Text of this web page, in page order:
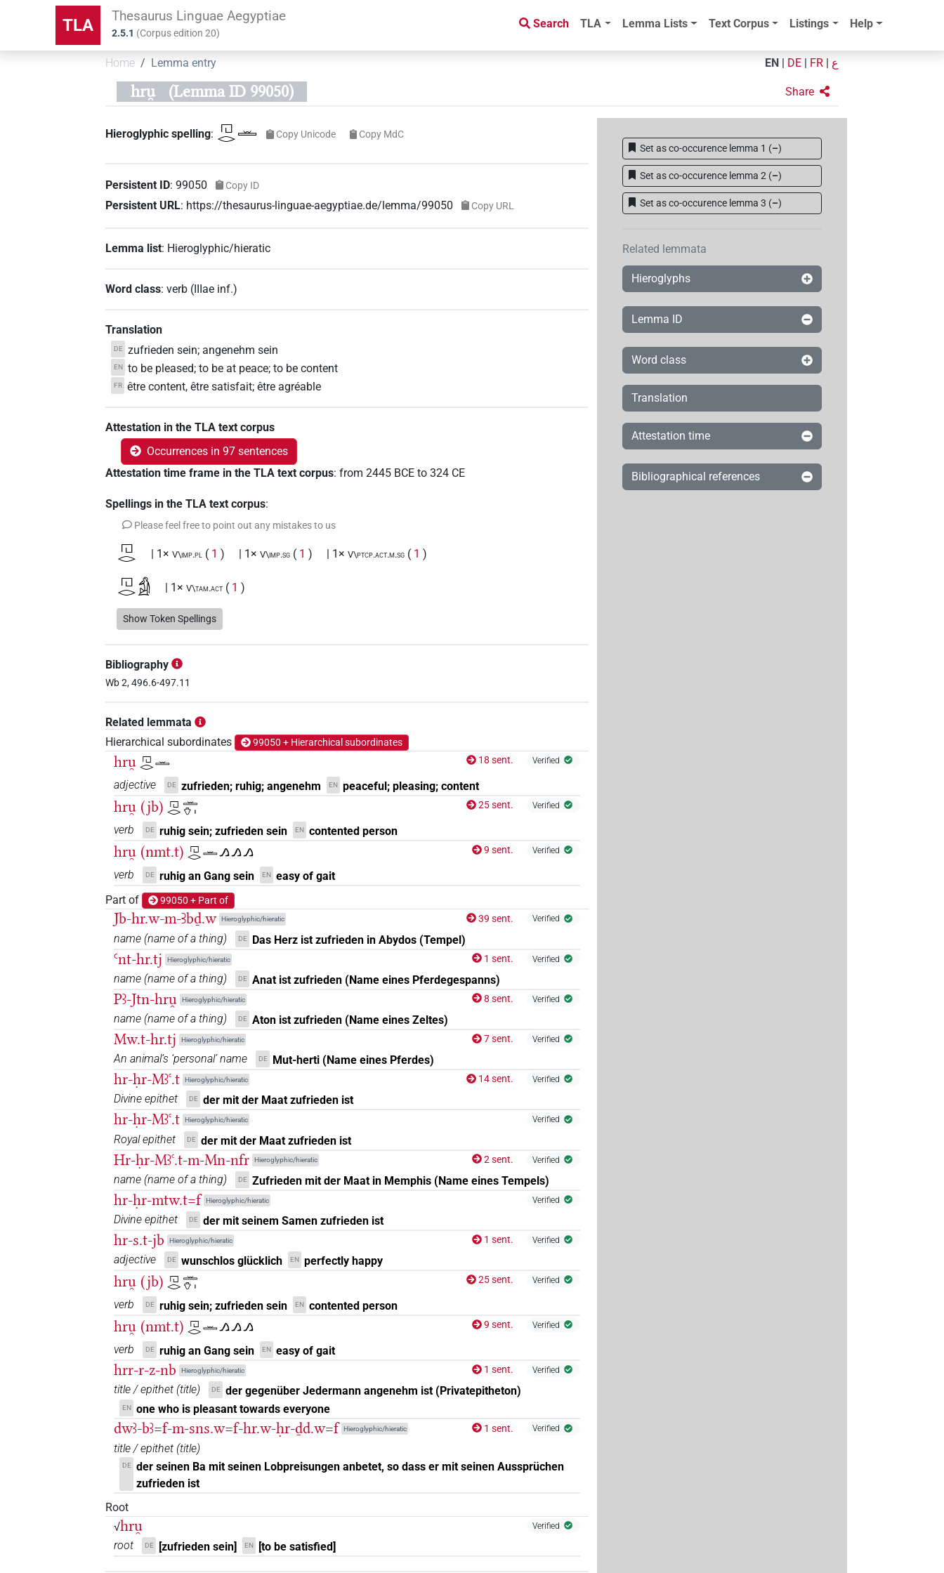
TLA Thesaurus Linguae Aegyptiae
2.5.1 (Corpus edition20)
Search TLA Lemma Lists Text Corpus Listings Help
Home Lemma entry EN DE FR ع
hru̯ (Lemma ID 99050) Share
Hieroglyphic spelling: 𓉔𓂋𓏛 Copy Unicode Copy MdC
Persistent ID:99050 Copy ID
Persistent URL: https://thesaurus-linguae-aegyptiae.de/lemma/99050 Copy URL
Lemma list: Hieroglyphic/hieratic
Word class:verb (IIIae inf.)
Translation
DE zufrieden sein; angenehm sein
EN to be pleased; to be at peace; to be content
FR être content, être satisfait; être agréable
Attestation in the TLA text corpus
Occurrences in 97 sentences
Attestation time frame in the TLA text corpus:from 2445 BCE to 324 CE
Spellings in the TLA text corpus:
Please feel free to point out any mistakes to us
𓉔𓂋 | 1× V\imp.pl ( 1 ) | 1× V\imp.sg ( 1 ) | 1× V\ptcp.act.m.sg ( 1 )
𓉔𓂋𓀁 | 1× V\tam.act ( 1 )
𓉔𓂋𓂋 | 1× V\rel.m.sg
𓉔𓂋𓂋𓏏 | 1×
𓉔𓂋𓂋𓏏𓏛 | 1×
𓉔𓂋𓂋𓏏𓏛𓏥 | 1×
𓉔𓂋𓂋𓏏𓏥 | 2× (1,2)
𓉔𓂋𓂋𓏛 | 1× V~rel.ipfv.m.sg (1 )
𓉔𓂋𓂋𓏥 | 1× V~rel.ipfv.f.sg (
𓉔𓂋𓂋𓏭𓏛 | 1× V~ptcp.distr.act.m.sg
𓉔𓂋𓄣 | 1× V\ptcp.act.m.sg
𓉔𓂋𓄣𓏤 | 2× V(infl. unedited) (1,2) 1) | 1× (1)
𓉔𓂋𓄿𓏛𓄣𓏤 | 1× V\res-3pl.m
𓉔𓂋𓅱𓏛𓄣𓏤 | 1× V\res-3sg.m
𓉔𓂋𓇋𓇋 | 1× (1) | 2× V\tam.act:stpr (1,2 )
𓉔𓂋𓇋𓏮𓇋𓏛𓈖 | 1× V\rel.m.sg-ant:stpr (1)
𓉔𓂋𓏏 | 1× V(infl. unedited) ( ) | 1× V\ptcp.act.f.sg
𓉔𓂋𓏏𓏛 | 1× V\inf (1)
𓉔𓂋𓏏𓏛𓄣𓏤 | 1× V(infl. unedited) (1)
𓉔𓂋𓏏𓏛𓏥 | 1× V\rel.f.pl:stpr (1)
𓉔𓂋𓏛 | 2× V(infl. unedited) (1,2) | 1× (1)
V\ptcp.act.m.sg ( | 1× V\tam.act (1 )
𓉔𓂋𓏛𓀀 | 1× V\ptcp.act.m.sg
𓉔𓂋𓏛𓄣𓏤 | 1× V\ptcp.act.m.sg (1 ) | 1× V\res-2sg.m ( 1)
𓉔𓂋𓏛𓇋𓇋𓏏𓆇𓆗 | 1× V\rel.f.sg-ant (1 )
𓉔𓂋𓏛𓏥 | 1× V\rel.f.pl:stpr
𓉔𓂋𓏝𓄣𓏤 | 1× V\res-3sg.m (1)
𓉔𓂋𓏭𓄣𓏤 | 1× V(infl. unedited)
𓉔𓂋𓏭𔏳𓄣𓏤𓄹 | 1×
𓉔𓂋𓏮 | 1× V\inf (1)
𓉔𓂋𓏮𓇋𓇋𓀁 | 1× V\rel.m.sg:stpr (1)
Show Token Spellings
Bibliography
Wb 2, 496.6-497.11
Related lemmata
Hierarchical subordinates
99050 + Hierarchical subordinates
hru̯𓉔𓂋𓏛 18 sent. Verified
adjective DE zufrieden; ruhig; angenehm EN peaceful; pleasing; content
hru̯ (jb) 𓉔𓂋𓏛𓄣𓏤 25 sent. Verified
verb DE ruhig sein; zufrieden sein EN contented person
hru̯ (nmt.t) 𓉔𓂋𓏛𓂻𓂻𓂻 9 sent. Verified
verb DE ruhig an Gang sein EN easy of gait
Part of
99050 + Part of
Jb-hr.w-m-Ꜣbḏ.w Hieroglyphic/hieratic 39 sent. Verified
name (name of a thing) DE Das Herz ist zufrieden in Abydos (Tempel)
Ꜥnt-hr.tj Hieroglyphic/hieratic 1 sent. Verified
name (name of a thing) DE Anat ist zufrieden (Name eines Pferdegespanns)
Pꜣ-Jtn-hru̯ Hieroglyphic/hieratic 8 sent. Verified
name (name of a thing) DE Aton ist zufrieden (Name eines Zeltes)
Mw.t-hr.tj Hieroglyphic/hieratic 7 sent. Verified
An animal’s ‘personal’ name DE Mut-herti (Name eines Pferdes)
hr-ḥr-Mꜣꜥ.t Hieroglyphic/hieratic 14 sent. Verified
Divine epithet DE der mit der Maat zufrieden ist
hr-ḥr-Mꜣꜥ.t Hieroglyphic/hieratic Verified
Royal epithet DE der mit der Maat zufrieden ist
Hr-ḥr-Mꜣꜥ.t-m-Mn-nfr Hieroglyphic/hieratic 2 sent. Verified
name (name of a thing) DE Zufrieden mit der Maat in Memphis (Name eines Tempels)
hr-ḥr-mtw.t=f Hieroglyphic/hieratic Verified
Divine epithet DE der mit seinem Samen zufrieden ist
hr-s.t-jb Hieroglyphic/hieratic 1 sent. Verified
adjective DE wunschlos glücklich EN perfectly happy
hru̯ (jb) 𓉔𓂋𓏛𓄣𓏤 25 sent. Verified
verb DE ruhig sein; zufrieden sein EN contented person
hru̯ (nmt.t) 𓉔𓂋𓏛𓂻𓂻𓂻 9 sent. Verified
verb DE ruhig an Gang sein EN easy of gait
hrr-r-z-nb Hieroglyphic/hieratic 1 sent. Verified
title / epithet (title) DE der gegenüber Jedermann angenehm ist (Privatepitheton)
EN one who is pleasant towards everyone
dwꜣ-bꜣ=f-m-sns.w=f-hr.w-ḥr-ḏd.w=f Hieroglyphic/hieratic 1 sent. Verified
title / epithet (title)
DE
der seinen Ba mit seinen Lobpreisungen anbetet, so dass er mit seinen Aussprüchen
zufrieden ist
Root
√hru̯ Verified
root DE [zufrieden sein] EN [to be satisfied]
Set as co-occurence lemma 1 (–)
Set as co-occurence lemma 2 (–)
Set as co-occurence lemma 3 (–)
Related lemmata
Hieroglyphs
Lemma ID
Word class
Translation
Attestation time
Bibliographical references